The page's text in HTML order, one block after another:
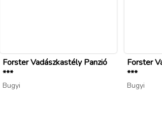
Forster Vadászkastély Panzió
***
Bugyi
Forster
***
Bugyi